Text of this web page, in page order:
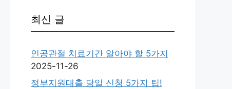
최신 글
인공관절 치료기간 알아야 할 5가지
2025-11-26
정부지원대출 당일 신청 5가지 팁!